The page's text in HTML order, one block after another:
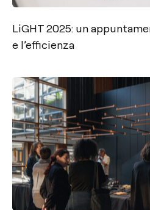
LiGHT 2025: un
e l’efficienza